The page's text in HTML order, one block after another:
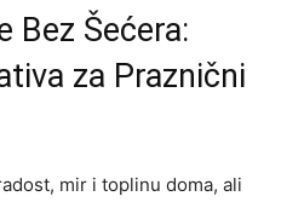
Bez Šećera:
za Praznični
mir i toplinu doma, ali